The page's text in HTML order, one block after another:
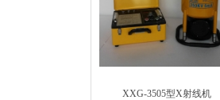
XXG-3505型X射线机